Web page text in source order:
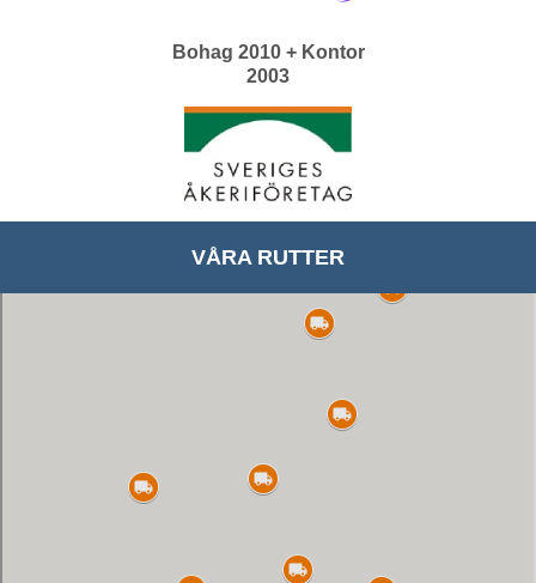
Bohag 2010 + Kontor
2003
VÅRA RUTTER